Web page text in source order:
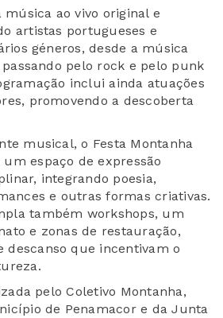
música ao vivo original e
artistas portugueses e
géneros, desde a música
pelo rock e pelo punk
inclui ainda atuações
promovendo a descoberta
musical, o Festa Montanha
espaço de expressão
integrando poesia,
e outras formas criativas.
também workshops, um
e zonas de restauração,
descanso que incentivam o
pelo Coletivo Montanha,
de Penamacor e da Junta